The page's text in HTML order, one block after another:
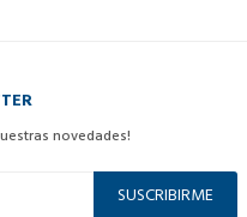
novedades!
SUSCRIBIRME